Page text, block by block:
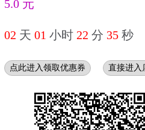
5.0 元
02 天 01 小时 22 分 33 秒
点此进入领取优惠券 直接进入